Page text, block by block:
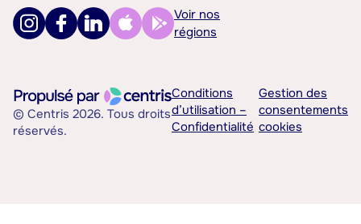
Voir nos
régions
© Centris 2026. Tous droits
réservés.
Conditions
d’utilisation –
Confidentialité
Gestion des
consentements
cookies